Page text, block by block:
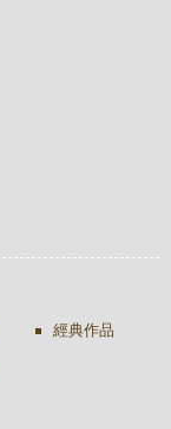
經典作品